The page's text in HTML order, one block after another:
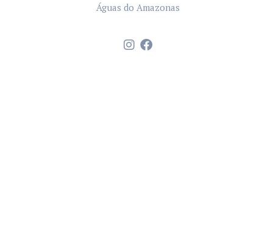
Águas do Amazonas